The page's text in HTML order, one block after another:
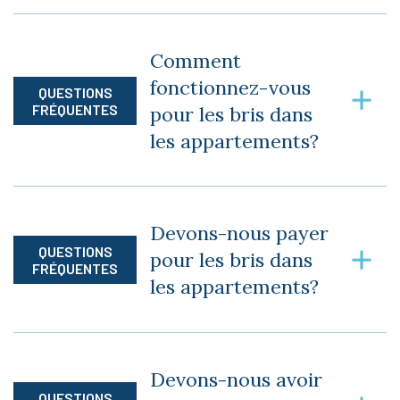
QUESTIONS
FRÉQUENTES
Comment
fonctionnez-vous
pour les bris dans
les appartements?
hommes de maintenance.
QUESTIONS
FRÉQUENTES
Devons-nous payer
pour les bris dans
les appartements?
d’avoir une assurance habitation.
Devons-nous avoir